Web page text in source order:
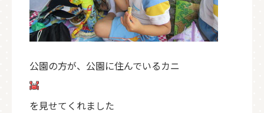
公園の方が、公園に住んでいるカニ
を見せてくれました